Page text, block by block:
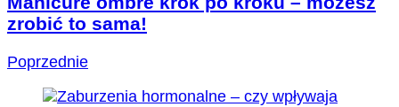
zrobić to sama!
Poprzednie